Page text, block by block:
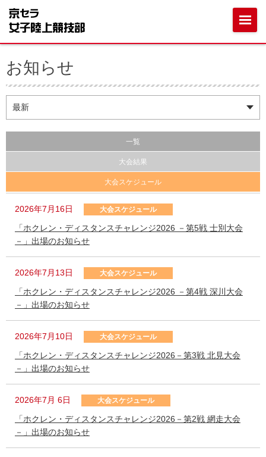
お知らせ
一覧
大会結果
大会スケジュール
2026年7月16日 大会スケジュール
「ホクレン・ディスタンスチャレンジ2026 －第5戦 士別大会
－」出場のお知らせ
2026年7月13日 大会スケジュール
「ホクレン・ディスタンスチャレンジ2026 －第4戦 深川大会
－」出場のお知らせ
2026年7月10日 大会スケジュール
「ホクレン・ディスタンスチャレンジ2026－第3戦 北見大会
－」出場のお知らせ
2026年7月 6日 大会スケジュール
「ホクレン・ディスタンスチャレンジ2026－第2戦 網走大会
－」出場のお知らせ